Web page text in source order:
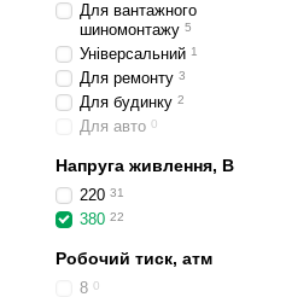
Для вантажного
шиномонтажу 5
Універсальний 1
Для ремонту 3
Для будинку 2
Для авто 0
Напруга живлення, В
220 31
380 22
Робочий тиск, атм
8 0